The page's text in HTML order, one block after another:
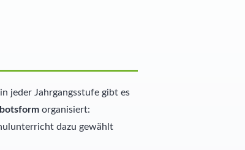
jeder Jahrgangsstufe gibt es
organisiert:
dazu gewählt